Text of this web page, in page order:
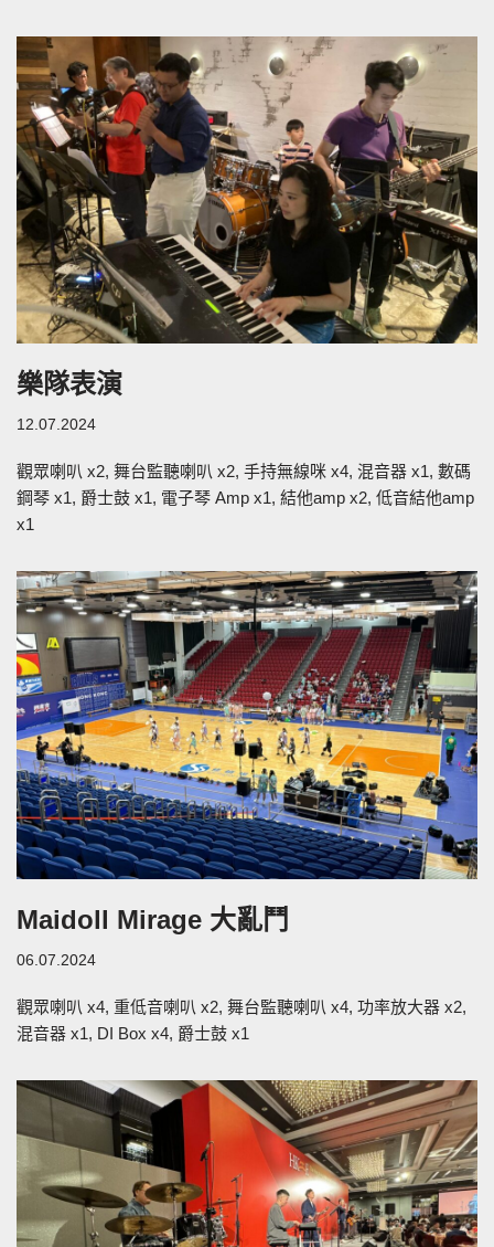
樂隊表演
12.07.2024
觀眾喇叭 x2, 舞台監聽喇叭 x2, 手持無線咪 x4, 混音器 x1, 數碼
鋼琴 x1, 爵士鼓 x1, 電子琴 Amp x1, 結他amp x2, 低音結他amp
x1
Maidoll Mirage 大亂鬥
06.07.2024
觀眾喇叭 x4, 重低音喇叭 x2, 舞台監聽喇叭 x4, 功率放大器 x2,
混音器 x1, DI Box x4, 爵士鼓 x1